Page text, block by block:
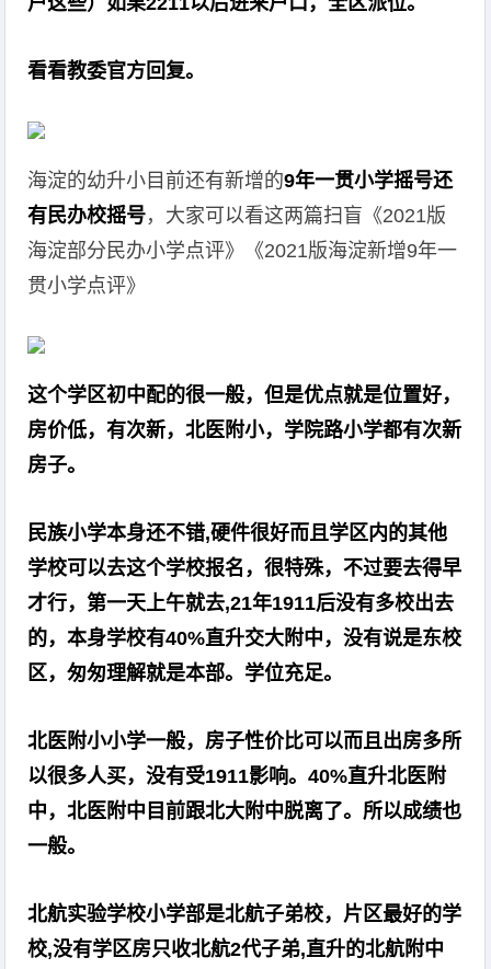
看看教委官方回复。
海淀的幼升小目前还有新增的9年一贯小学摇号还
有民办校摇号，大家可以看这两篇扫盲《2021版
海淀部分民办小学点评》《2021版海淀新增9年一
贯小学点评》
这个学区初中配的很一般，但是优点就是位置好，
房价低，有次新，北医附小，学院路小学都有次新
房子。
民族小学本身还不错,硬件很好而且学区内的其他
学校可以去这个学校报名，很特殊，不过要去得早
才行，第一天上午就去,21年1911后没有多校出去
的，本身学校有40%直升交大附中，没有说是东校
区，匆匆理解就是本部。学位充足。
北医附小小学一般，房子性价比可以而且出房多所
以很多人买，没有受1911影响。40%直升北医附
中，北医附中目前跟北大附中脱离了。所以成绩也
一般。
北航实验学校小学部是北航子弟校，片区最好的学
校,没有学区房只收北航2代子弟,直升的北航附中